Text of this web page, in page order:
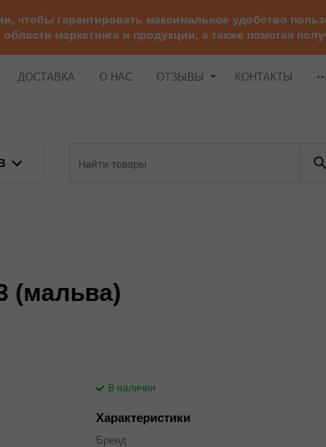
чтобы гарантировать максимальное удобство
области маркетинга и продукции, а также помогая
ДОСТАВКА О НАС ОТЗЫВЫ КОНТАКТЫ
(мальва)
В наличии
Характеристики
Бренд